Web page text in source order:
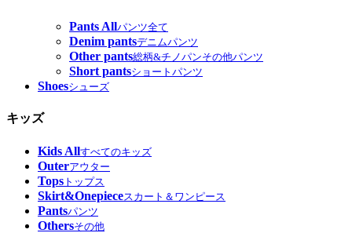
Pants Allパンツ全て
Denim pantsデニムパンツ
Other pants総柄&チノパンその他パンツ
Short pantsショートパンツ
Shoesシューズ
キッズ
Kids Allすべてのキッズ
Outerアウター
Tops トップス
Skirt&Onepieceスカート＆ワンピース
Pantsパンツ
Othersその他